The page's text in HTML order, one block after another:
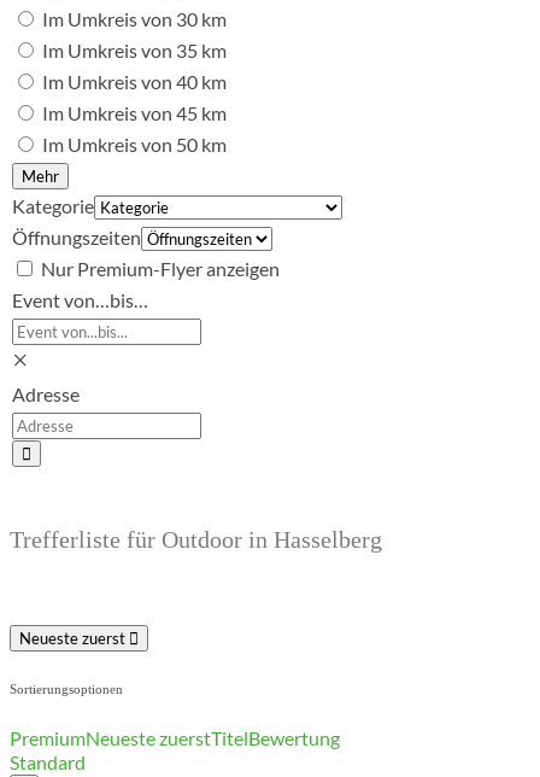
Im Umkreis von 30 km
Im Umkreis von 35 km
Im Umkreis von 40 km
Im Umkreis von 45 km
Im Umkreis von 50 km
Mehr
Kategorie
Öffnungszeiten
Nur Premium-Flyer anzeigen
Event von…bis…
×
Adresse
Trefferliste für Outdoor in Hasselberg
Neueste zuerst
Sortierungsoptionen
PremiumNeueste zuerstTitelBewertung
Standard